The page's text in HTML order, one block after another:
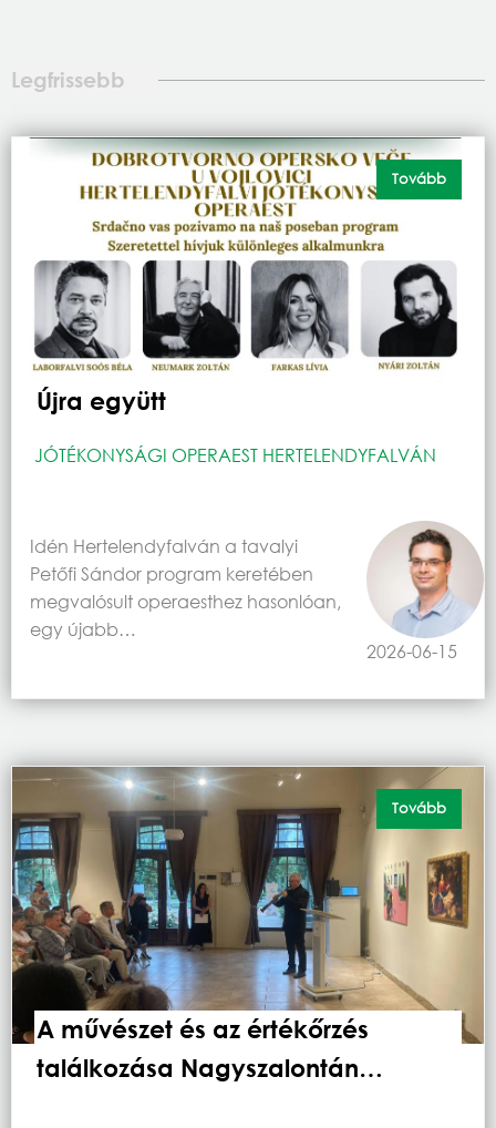
Legfrissebb
Újra együtt
JÓTÉKONYSÁGI OPERAEST HERTELENDYFALVÁN
2026-06-15
Idén Hertelendyfalván a tavalyi
Petőfi Sándor program keretében
megvalósult operaesthez hasonlóan,
egy újabb…
Tovább
A művészet és az értékőrzés
találkozása Nagyszalontán…
Tovább